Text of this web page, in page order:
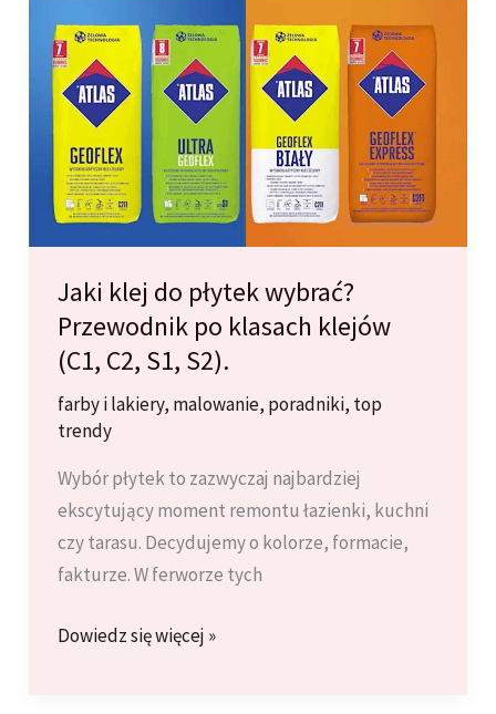
wprowadzić
najmodniejsze
odcienie
do
wnętrza
(i
jak
uzyskać
z
mieszalnika)
Jaki klej do płytek wybrać?
Przewodnik po klasach klejów
(C1, C2, S1, S2).
farby i lakiery, malowanie, poradniki, top
trendy
Wybór płytek to zazwyczaj najbardziej
ekscytujący moment remontu łazienki, kuchni
czy tarasu. Decydujemy o kolorze, formacie,
fakturze. W ferworze tych
Jaki
Dowiedz się więcej »